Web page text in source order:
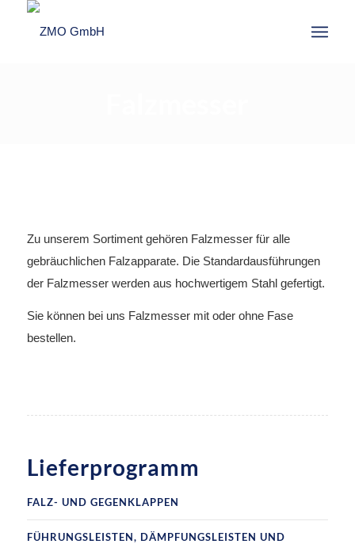
Falzmeser
Zu unserem Sortiment gehören Falzmesser für alle
gebräuchlichen Falzapparate. Die Standardausführungen
der Falzmesser werden aus hochwertigem Stahl gefertigt.
Sie können bei uns Falzmesser mit oder ohne Fase
bestellen.
Lieferprogramm
FALZ- UND GEGENKLAPPEN
FÜHRUNGSLEISTEN, DÄMPFUNGSLEISTEN UND